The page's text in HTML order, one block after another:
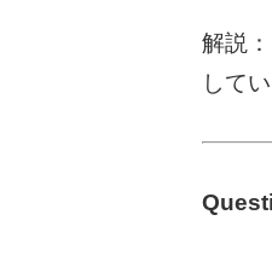
解説
して